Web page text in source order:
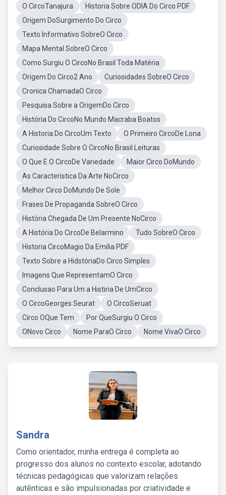
O CircoTanajura
Historia Sobre ODIA Do Circo PDF
Origem DoSurgimento Do Circo
Texto Informativo SobreO Circo
Mapa Mental SobreO Circo
Como Surgiu O CircoNo Brasil Toda Matéria
Origem Do Circo2 Ano
Curiosidades SobreO Circo
Cronica ChamadaO Circo
Pesquisa Sobre a OrigemDo Circo
História Do CircoNo Mundo Macraba Boatos
A Historia Do CircoUm Texto
O Primeiro CircoDe Lona
Curiosidade Sobre O CircoNo Brasil Leituras
O Que E O CircoDe Variedade
Maior Circo DoMundo
As Caracteristica Da Arte NoCirco
Melhor Circo DoMundo De Sole
Frases De Propaganda SobreO Circo
História Chegada De Um Presente NoCirco
A História Do CircoDe Belarmino
Tudo SobreO Circo
Historia CircoMagio Da Emilia PDF
Texto Sobre a HidstóriaDo Circo Simples
Imagens Que RepresentamO Circo
Conclusao Para Um a Histiria De UmCirco
O CircoGeorges Seurat
O CircoSeruat
Circo OQue Tem
Por QueSurgiu O Circo
ONovo Circo
Nome ParaO Circo Nome VivaO Circo
Sandra
Como orientador, minha entrega é completa ao
progresso dos alunos no contexto escolar, adotando
técnicas pedagógicas que valorizam relações
autênticas e são impulsionadas por criatividade e